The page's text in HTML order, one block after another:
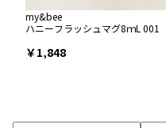
my&bee
ハニーフラッシュマグ8ｍL 001
1,848